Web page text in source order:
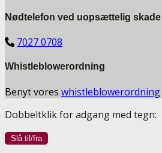
Nødtelefon ved uopsættelig skade
7027 0708
Whistleblowerordning
Benyt vores whistleblowerordning
Dobbeltklik for adgang med tegn: